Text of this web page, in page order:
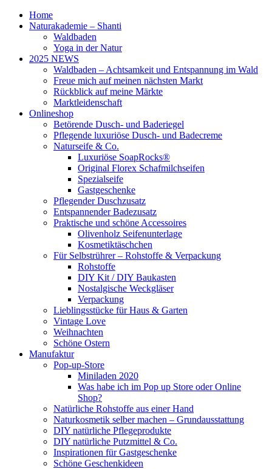
Home
Naturakademie – Shanti
Waldbaden
Yoga in der Natur
2025 NEWS
Waldbaden – Achtsamkeit und Entspannung im Wald
Freue mich auf meinen nächsten Markt
Rückblick auf meine Märkte
Marktleidenschaft
Onlineshop
Betörende Dusch- und Baderiegel
Pflegende luxuriöse Dusch- und Badecreme
Naturseife & Co.
Luxuriöse SoapRocks®
Original Florex Schafmilchseifen
Spezialseife
Gastgeschenke
Pflegender Duschzusatz
Entspannender Badezusatz
Praktische und schöne Accessoires
Olivenholz Seifenunterlage
Kosmetiktäschchen
Für Selbstrührer – Rohstoffe & Verpackung
Rohstoffe
DIY Kit / DIY Baukasten
Nostalgische Weckgläser
Verpackung
Lieblingsstücke für Haus & Garten
Vintage Love
Weihnachten
Schöne Ostern
Manufaktur
Pop-up-Store
Miniladen 2020
Was habe ich im Pop up Store oder Online
Shop?
Natürliche Rohstoffe aus einer Hand
Naturkosmetik selber machen – Grundausstattung
DIY natürliche Pflegeprodukte
DIY natürliche Putzmittel & Co.
Inspirationen für Gastgeschenke
Schöne Geschenkideen